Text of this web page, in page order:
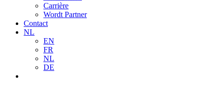
Carrière
Wordt Partner
Contact
NL
EN
FR
NL
DE